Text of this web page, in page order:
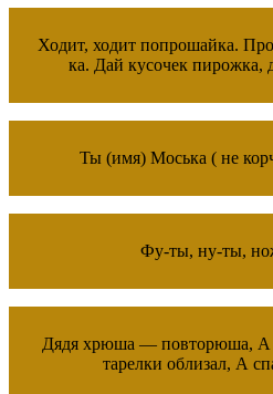
Ходит, ходит попрошайка.
ка. Дай кусочек пирожка,
Ты (имя) Моська ( не
Фу-ты, ну-ты,
Дядя хрюша — повторюша,
тарелки облизал, А